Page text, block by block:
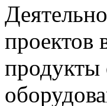
проектов
продукты